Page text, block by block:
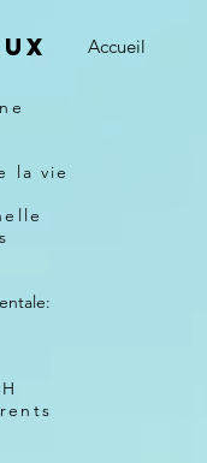
Accueil
la vie